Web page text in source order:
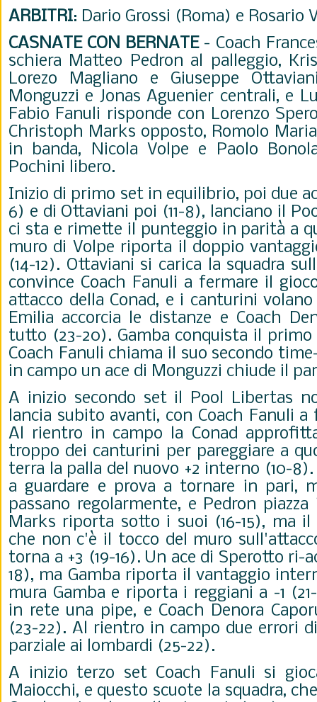
ARBITRI: Dario Grossi (Roma) e Rosario
CASNATE CON BERNATE- Coach
schiera Matteo Pedron al palleggio,
Lorezo Magliano e Giuseppe
Monguzzi e Jonas Aguenier centrali, e
Fabio Fanuli risponde con Lorenzo
Christoph Marks opposto, Romolo
in banda, Nicola Volpe e Paolo
Pochini libero.
Inizio di primo set in equilibrio, poi due
6) e di Ottaviani poi (11-8), lanciano il
ci sta e rimette il punteggio in parità a
muro di Volpe riporta il doppio
(14-12). Ottaviani si carica la squadra
convince Coach Fanuli a fermare il
attacco della Conad, e i canturini volano
Emilia accorcia le distanze e Coach
tutto (23-20). Gamba conquista il
Coach Fanuli chiama il suo secondo
in campo un ace di Monguzzi chiude il
A inizio secondo set il Pool Libertas
lancia subito avanti, con Coach Fanuli
Al rientro in campo la Conad
troppo dei canturini per pareggiare a
terra la palla del nuovo +2 interno (10-
a guardare e prova a tornare in pari,
passano regolarmente, e Pedron piazza
Marks riporta sotto i suoi (16-15), ma il
che non c'è il tocco del muro
torna a +3 (19-16). Un ace di Sperotto ri-
18), ma Gamba riporta il vantaggio
mura Gamba e riporta i reggiani a -1
in rete una pipe, e Coach Denora
(23-22). Al rientro in campo due errori
parziale ai lombardi (25-22).
A inizio terzo set Coach Fanuli si
Maiocchi, e questo scuote la squadra,